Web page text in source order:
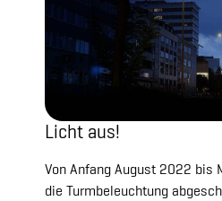
Licht aus!
Von Anfang August 2022 bis
die Turmbeleuchtung